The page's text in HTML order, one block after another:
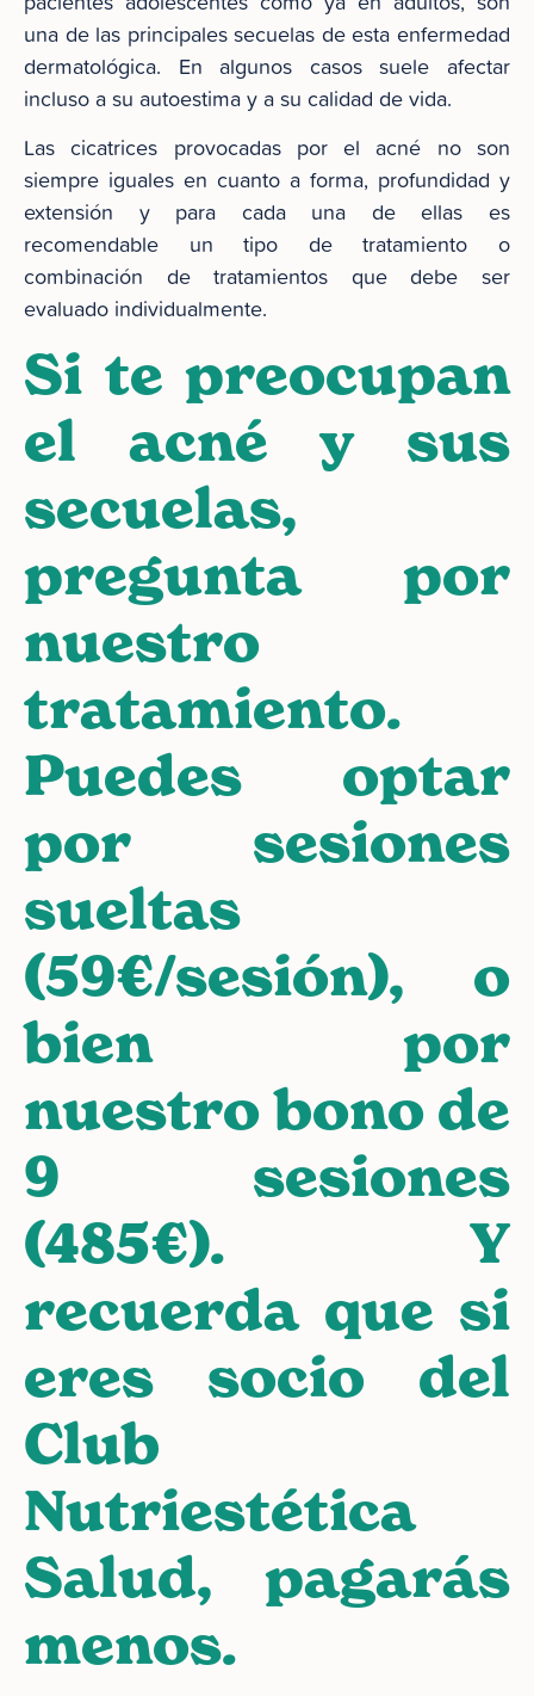
una de las principales secuelas de esta enfermedad
dermatológica. En algunos casos suele afectar
incluso a su autoestima y a su calidad de vida.
Las cicatrices provocadas por el acné no son
siempre iguales en cuanto a forma, profundidad y
extensión y para cada una de ellas es
recomendable un tipo de tratamiento o
combinación de tratamientos que debe ser
evaluado individualmente.
Si te preocupan
el acné y sus
secuelas,
pregunta por
nuestro
tratamiento.
Puedes optar
por sesiones
sueltas
(59€/sesión), o
bien por
nuestro bono de
9 sesiones
(485€). Y
recuerda que si
eres socio del
Club
Nutriestética
Salud, pagarás
menos.